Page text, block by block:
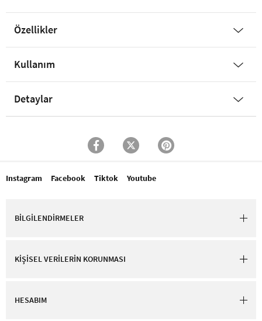
Özellikler
Kullanım
Detaylar
Instagram Facebook Tiktok Youtube
BİLGİLENDİRMELER
KİŞİSEL VERİLERİN KORUNMASI
HESABIM